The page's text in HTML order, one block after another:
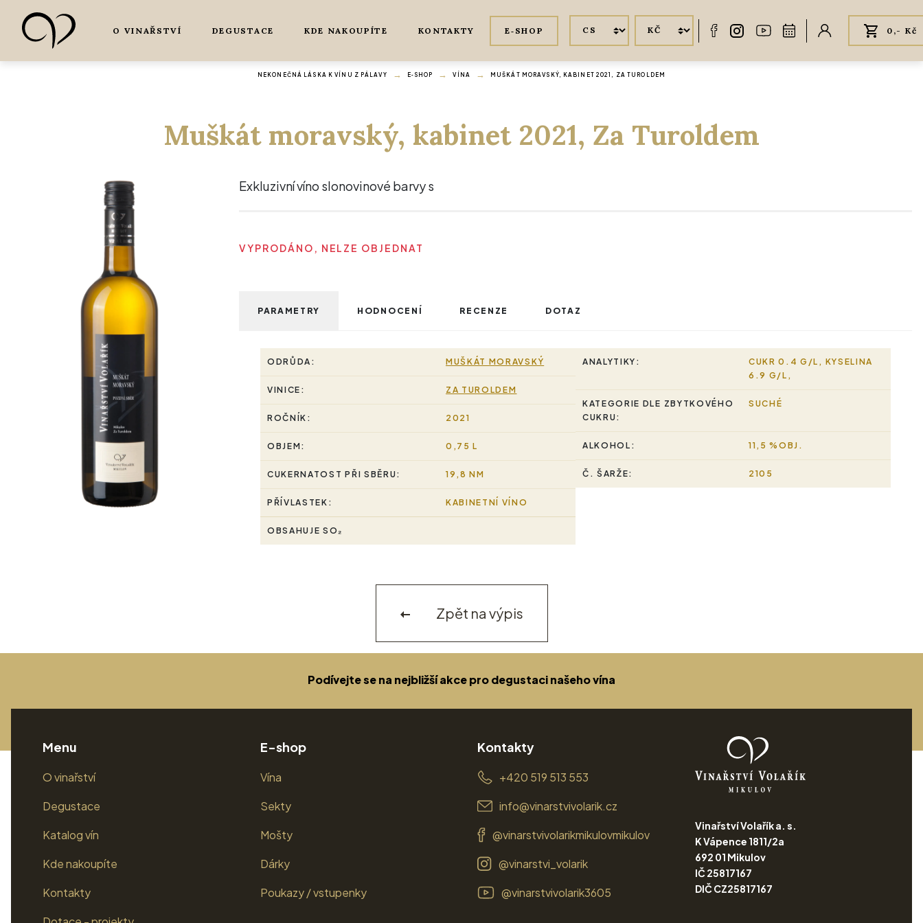
O VINAŘSTVÍ DEGUSTACE KDE NAKOUPÍTE KONTAKTY E‑SHOP 0,- Kč
NEKONEČNÁ LÁSKA K VÍNU Z PÁLAVY E‑SHOP VÍNA MUŠKÁT MORAVSKÝ, KABINET 2021, ZA TUROLDEM
Muškát moravský, kabinet 2021, Za Turoldem
Exkluzivní víno slonovinové barvy s
VYPRODÁNO, NELZE OBJEDNAT
PARAMETRY HODNOCENÍ RECENZE DOTAZ
ODRŮDA: MUŠKÁT MORAVSKÝ
VINICE: ZA TUROLDEM
ROČNÍK: 2021
OBJEM: 0,75 L
CUKERNATOST PŘI SBĚRU: 19,8 NM
PŘÍVLASTEK: KABINETNÍ VÍNO
OBSAHUJE SO₂
ANALYTIKY:
CUKR 0.4 G/L, KYSELINA
6.9 G/L,
KATEGORIE DLE ZBYTKOVÉHO
CUKRU:
SUCHÉ
ALKOHOL: 11,5 %OBJ.
Č. ŠARŽE: 2105
Zpět na výpis
Podívejte se na nejbližší akce pro degustaci našeho vína
Menu
O vinařství
Degustace
Katalog vín
Kde nakoupíte
Kontakty
E-shop
Vína
Sekty
Mošty
Dárky
Poukazy / vstupenky
Kontakty
+420 519 513 553
info@vinarstvivolarik.cz
@vinarstvivolarikmikulovmikulov
@vinarstvi_volarik
@vinarstvivolarik3605
Vinařství Volařík a. s.
K Vápence 1811/2a
692 01 Mikulov
IČ 25817167
DIČ CZ25817167